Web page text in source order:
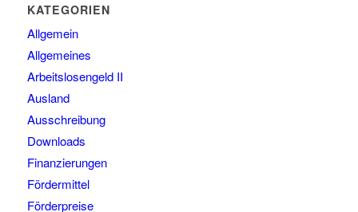
KATEGORIEN
Allgemein
Allgemeines
Arbeitslosengeld II
Ausland
Ausschreibung
Downloads
Finanzierungen
Fördermittel
Förderpreise